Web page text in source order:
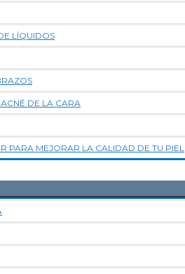
LÍQUIDOS
DE LA CARA
PARA MEJORAR LA CALIDAD DE TU PIEL